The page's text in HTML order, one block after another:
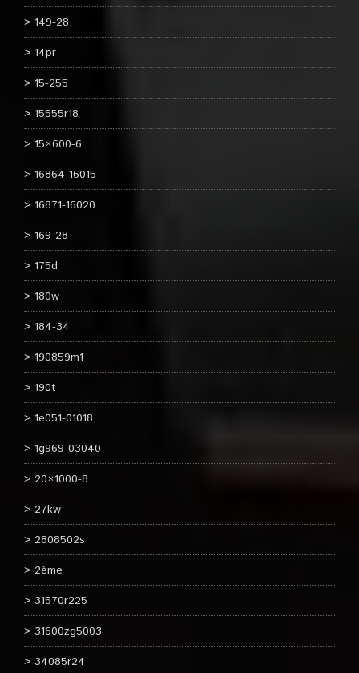
149-28
14pr
15-255
15555r18
15×600-6
16864-16015
16871-16020
169-28
175d
180w
184-34
190859m1
190t
1e051-01018
1g969-03040
20×1000-8
27kw
2808502s
2ème
31570r225
31600zg5003
34085r24